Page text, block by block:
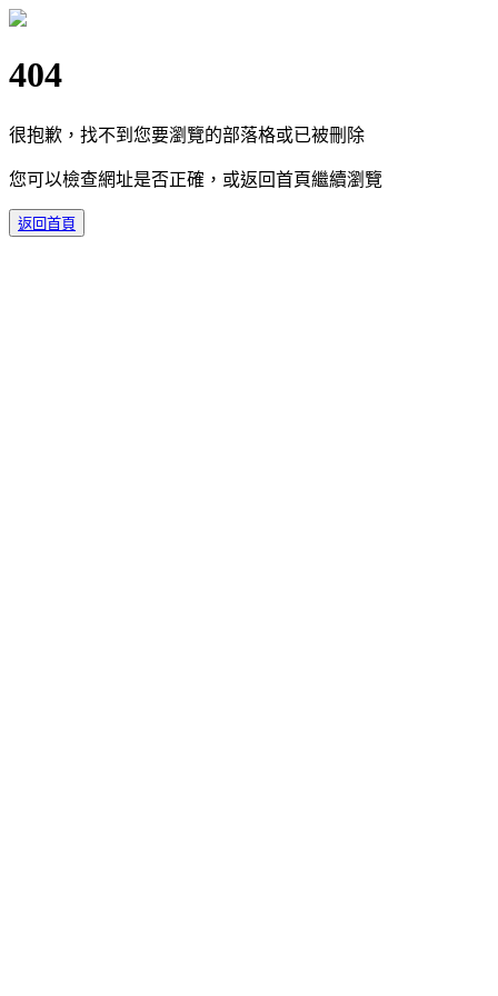
404
很抱歉，找不到您要瀏覽的部落格或已被刪除
您可以檢查網址是否正確，或返回首頁繼續瀏覽
返回首頁